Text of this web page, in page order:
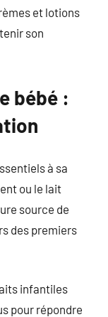
et lotions
son
bébé :
à sa
ou le lait
source de
des premiers
infantiles
pour répondre